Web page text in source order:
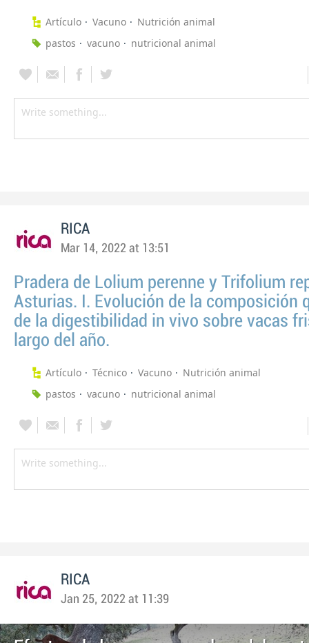
Artículo Vacuno
Nutrición animal
pastos
vacuno nutricional animal
RICA
Mar 14, 2022 at 13:51
Pradera de Lolium perenne y Trifolium
Asturias. I. Evolución de la composición
de la digestibilidad in vivo sobre vacas
largo del año.
Artículo Técnico Vacuno
Nutrición animal
pastos
vacuno nutricional animal
RICA
Jan 25, 2022 at 11:39